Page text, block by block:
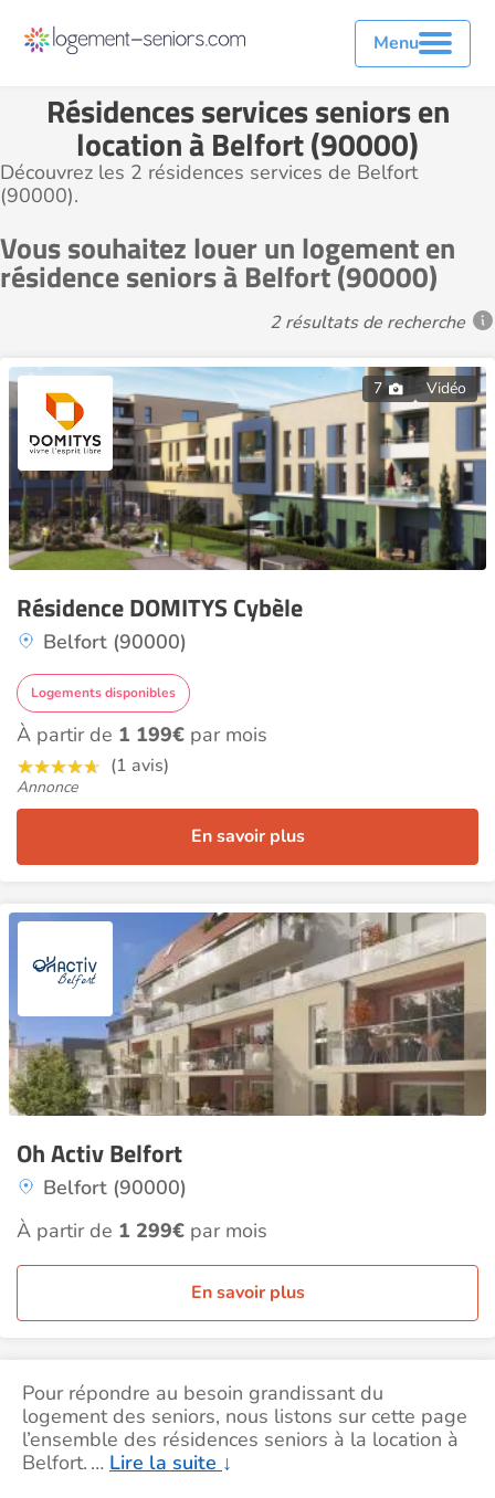
Menu
Résidences services seniors en
location à Belfort (90000)
Découvrez les 2 résidences services de Belfort
(90000).
Vous souhaitez louer un logement en
résidence seniors à Belfort (90000)
2 résultats de recherche
7 Vidéo
Résidence DOMITYS Cybèle
Belfort (90000)
Logements disponibles
À partir de 1 199€ par mois
(1 avis)
Annonce
En savoir plus
Oh Activ Belfort
Belfort (90000)
À partir de 1 299€ par mois
En savoir plus
Pour répondre au besoin grandissant du
logement des seniors, nous listons sur cette page
l’ensemble des résidences seniors à la location à
Belfort. … Lire la suite ↓